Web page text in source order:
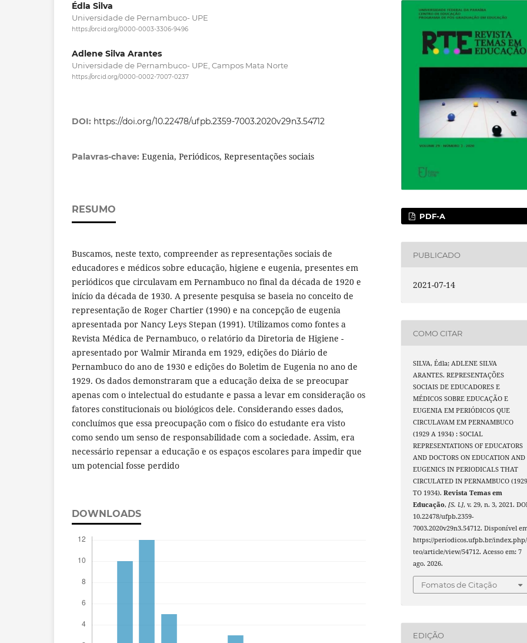
Édla Silva
Universidade de Pernambuco- UPE
https://orcid.org/0000-0003-3306-9496
Adlene Silva Arantes
Universidade de Pernambuco- UPE, Campos Mata Norte
https://orcid.org/0000-0002-7007-0237
DOI: https://doi.org/10.22478/ufpb.2359-7003.2020v29n3.54712
Palavras-chave: Eugenia, Periódicos, Representações sociais
RESUMO
Buscamos, neste texto, compreender as representações sociais de
educadores e médicos sobre educação, higiene e eugenia, presentes em
periódicos que circulavam em Pernambuco no final da década de 1920 e
início da década de 1930. A presente pesquisa se baseia no conceito de
representação de Roger Chartier (1990) e na concepção de eugenia
apresentada por Nancy Leys Stepan (1991). Utilizamos como fontes a
Revista Médica de Pernambuco, o relatório da Diretoria de Higiene -
apresentado por Walmir Miranda em 1929, edições do Diário de
Pernambuco do ano de 1930 e edições do Boletim de Eugenia no ano de
1929. Os dados demonstraram que a educação deixa de se preocupar
apenas com o intelectual do estudante e passa a levar em consideração os
fatores constitucionais ou biológicos dele. Considerando esses dados,
concluímos que essa preocupação com o físico do estudante era visto
como sendo um senso de responsabilidade com a sociedade. Assim, era
necessário repensar a educação e os espaços escolares para impedir que
um potencial fosse perdido
DOWNLOADS
PDF-A
PUBLICADO
2021-07-14
COMO CITAR
SILVA, Édla; ADLENE SILVA
ARANTES. REPRESENTAÇÕES
SOCIAIS DE EDUCADORES E
MÉDICOS SOBRE EDUCAÇÃO E
EUGENIA EM PERIÓDICOS QUE
CIRCULAVAM EM PERNAMBUCO
(1929 A 1934) : SOCIAL
REPRESENTATIONS OF EDUCATORS
AND DOCTORS ON EDUCATION AND
EUGENICS IN PERIODICALS THAT
CIRCULATED IN PERNAMBUCO (1929
TO 1934).Revista Temas em
Educação,[S. l.], v. 29, n. 3, 2021.
10.22478/ufpb.2359-
7003.2020v29n3.54712. Disponível
https://periodicos.ufpb.br/
teo/article/view/54712. Acesso em: 7
ago. 2026.
Fomatos de Citação
EDIÇÃO